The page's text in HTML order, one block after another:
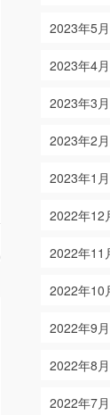
2023年5月
2023年4月
2023年3月
2023年2月
2023年1月
2022年12
2022年11
2022年10
2022年9月
2022年8月
2022年7月